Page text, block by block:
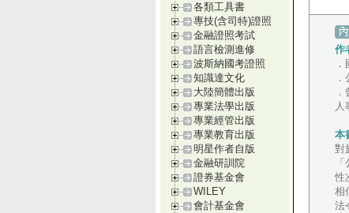
各類工具書
專技(含司特)證照
金融證照考試
語言檢測進修
波斯納國考證照
知識達文化
大陸簡體出版
專業法學出版
專業經管出版
專業教育出版
明星作者自版
金融研訓院
證券基金會
WILEY
會計基金會
作
人
本
對
性
相
法